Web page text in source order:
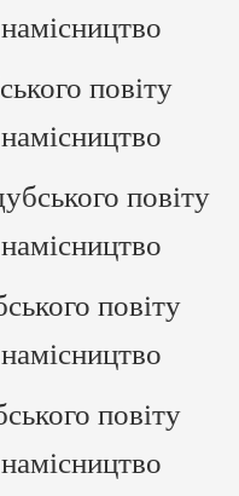
повіту
повіту
повіту
повіту